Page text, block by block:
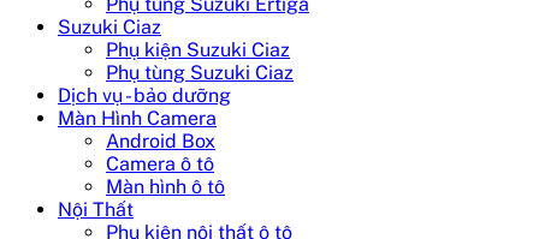
Suzuki Ciaz
Phụ kiện Suzuki Ciaz
Phụ tùng Suzuki Ciaz
Dịch vụ - bảo dưỡng
Màn Hình Camera
Android Box
Camera ô tô
Màn hình ô tô
Nội Thất
Phụ kiện nội thất ô tô